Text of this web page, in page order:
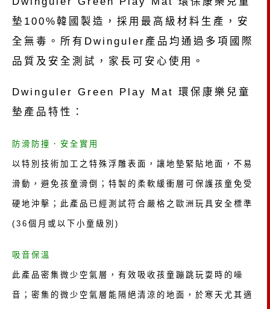
墊100%韓國製造，採用最高級材料生產，安
全無毒。所有Dwinguler產品均通過多項國際
品質及安全測試，家長可安心使用。
Dwinguler Green Play Mat 環保康樂兒童
墊產品特性：
防滑防撞．安全實用
以特別技術加工之特殊浮雕表面，讓地墊緊貼地面，不易
滑動，避免孩童滑倒；特製的柔軟緩衝層可保護孩童免受
硬地沖擊；此產品已經測試符合嚴格之歐洲玩具安全標準
(36個月或以下小童級別)
吸音保溫
此產品密集微少空氣層，有效吸收孩童蹦跳玩耍時的噪
音；密集的微少空氣層能隔絕清涼的地面，於寒天尤其適